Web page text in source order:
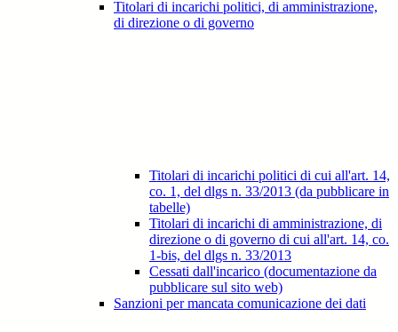
Titolari di incarichi politici, di amministrazione,
di direzione o di governo
Titolari di incarichi politici di cui all'art. 14,
co. 1, del dlgs n. 33/2013 (da pubblicare in
tabelle)
Titolari di incarichi di amministrazione, di
direzione o di governo di cui all'art. 14, co.
1-bis, del dlgs n. 33/2013
Cessati dall'incarico (documentazione da
pubblicare sul sito web)
Sanzioni per mancata comunicazione dei dati